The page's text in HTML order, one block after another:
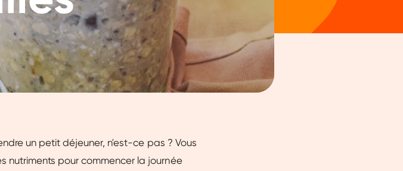
un petit déjeuner, n'est-ce pas ? Vous
nutriments pour commencer la journée